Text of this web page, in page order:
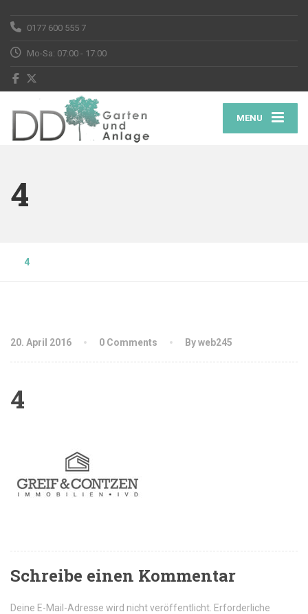
0177 600 555 7
Mo-Sa: 07:00 - 17:00
MENU
4
4
20. April 2016 0 Comments By web245
4
Schreibe einen Kommentar
Deine E-Mail-Adresse wird nicht veröffentlicht. Erforderliche